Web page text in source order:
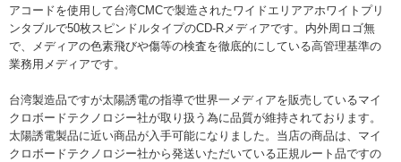
アコードを使用して台湾CMCで製造されたワイドエリアアホワイトプリ
ンタブルで50枚スピンドルタイプのCD-Rメディアです。内外周ロゴ無
で、メディアの色素飛びや傷等の検査を徹底的にしている高管理基準の
業務用メディアです。
台湾製造品ですが太陽誘電の指導で世界一メディアを販売しているマイ
クロボードテクノロジー社が取り扱う為に品質が維持されております。
太陽誘電製品に近い商品が入手可能になりました。当店の商品は、マイ
クロボードテクノロジー社から発送いただいている正規ルート品ですの